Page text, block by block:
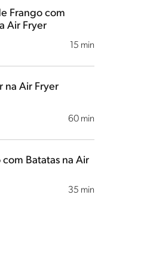
15 min
Frango com
Air Fryer
60 min
na Air Fryer
35 min
Batatas na Air